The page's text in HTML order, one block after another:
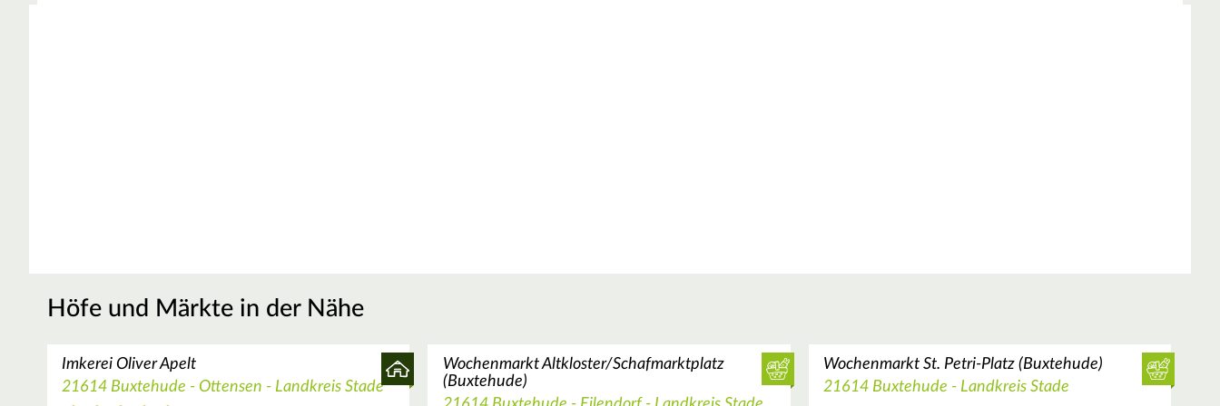
Höfe und Märkte in der Nähe
Imkerei Oliver Apelt
21614 Buxtehude - Ottensen - Landkreis Stade
Wochenmarkt Altkloster/Schafmarktplatz
(Buxtehude)
Wochenmarkt St. Petri-Platz (Buxtehude)
21614 Buxtehude - Landkreis Stade